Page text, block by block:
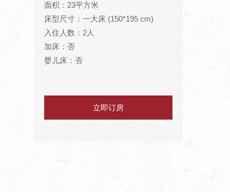
面积：23平方米
床型尺寸：一大床 (150*195 cm)
入住人数：2人
加床：否
婴儿床：否
立即订房